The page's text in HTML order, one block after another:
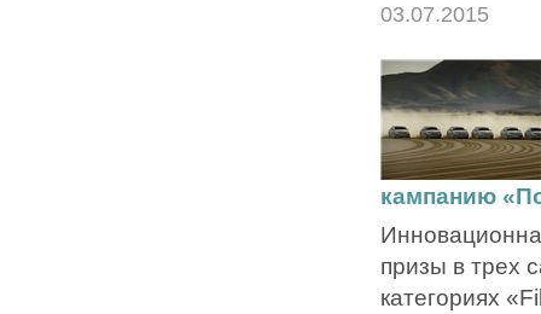
03.07.2015
кампанию
призы в трех
категориях